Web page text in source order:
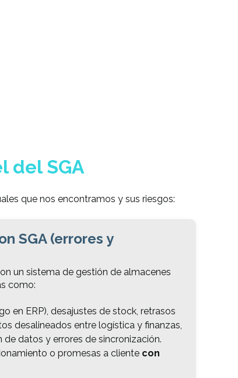
del SGA
que nos encontramos y sus riesgos:
SGA (errores y
un sistema de gestión de almacenes
como:
en ERP), desajustes de stock, retrasos
desalineados entre logística y finanzas,
datos y errores de sincronización.
o promesas a cliente con